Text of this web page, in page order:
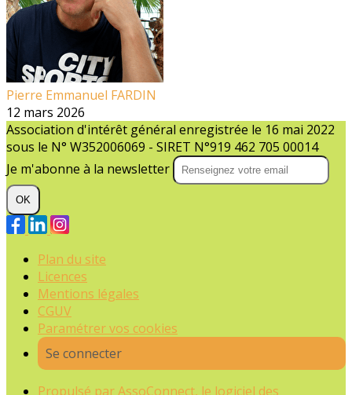
Pierre Emmanuel FARDIN
12 mars 2026
Association d'intérêt général enregistrée le 16 mai 2022
sous le N° W352006069 - SIRET N°919 462 705 00014
Je m'abonne à la newsletter
OK
Plan du site
Licences
Mentions légales
CGUV
Paramétrer vos cookies
Se connecter
Propulsé par AssoConnect, le logiciel des